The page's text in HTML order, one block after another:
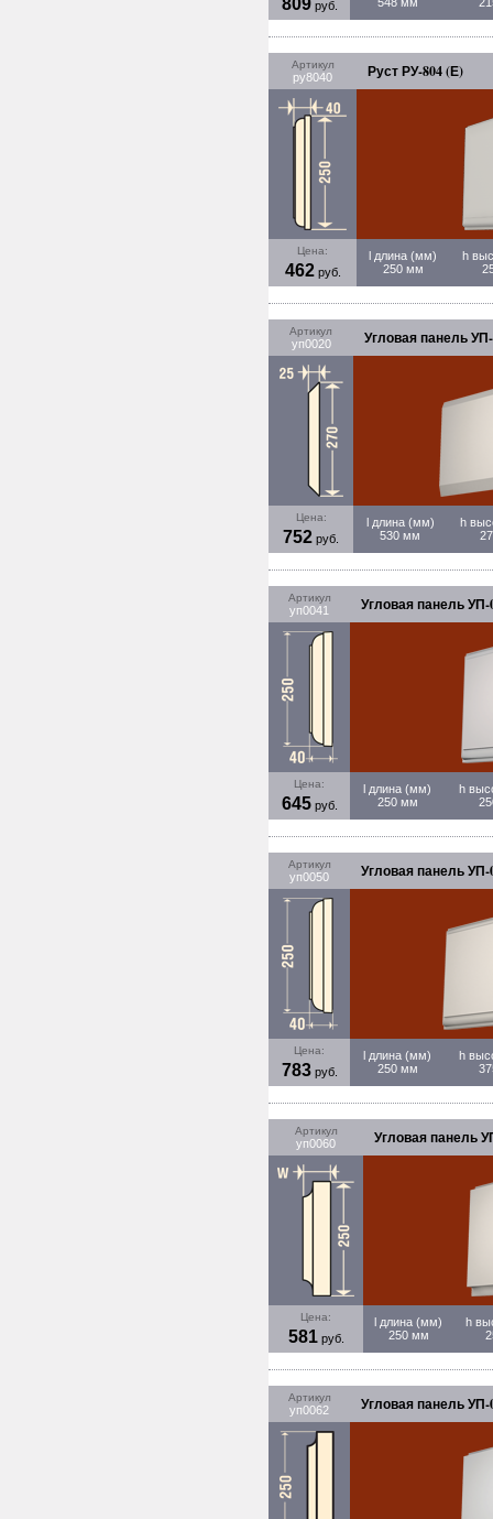
809руб.
Артикул
ру8040 Руст РУ-804 (Е)
Цена:
462руб.
l длина (мм)
250 мм
h
Артикул
уп0020 Угловая панель
Цена:
752 руб.
l длина (мм)
530 мм
h
Артикул
уп0041 Угловая панель УП-
Цена:
645руб.
l длина (мм)
250 мм
h
Артикул
уп0050 Угловая панель УП-
Цена:
783руб.
l длина (мм)
250 мм
h
Артикул
уп0060 Угловая панель
Цена:
581руб.
l длина (мм)
250 мм
h
Артикул
уп0062 Угловая панель УП-